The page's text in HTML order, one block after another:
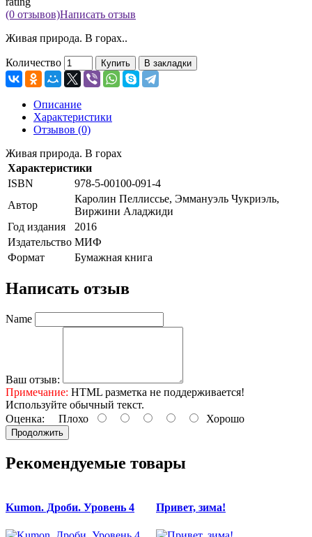
(0 отзывов)Написать отзыв
Живая природа. В горах..
Количество Купить В закладки
Описание
Характеристики
Отзывов (0)
Живая природа. В горах
Характеристики
ISBN
978-5-00100-091-4
Автор
Каролин Пеллиссье, Эммануэль Чукриэль,
Виржини Аладжиди
Год издания
2016
Издательство МИФ
Формат
Бумажная книга
Написать отзыв
Name
Ваш отзыв:
Примечание: HTML разметка не поддерживается!
Используйте обычный текст.
Оценка: Плохо Хорошо
Продолжить
Рекомендуемые товары
Kumon. Дроби. Уровень 4 Привет, зима!